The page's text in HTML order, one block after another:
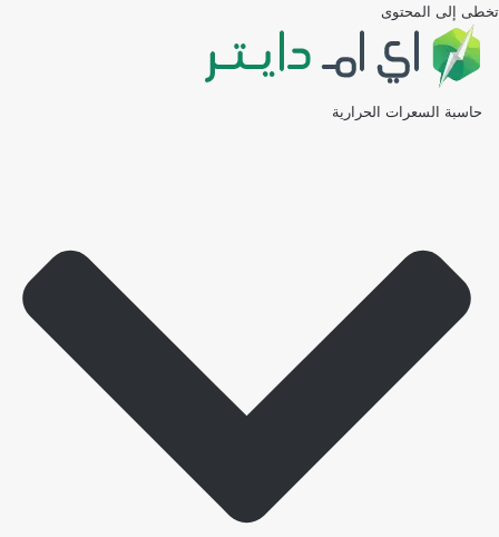
تخطى إلى المحتوى
حاسبة السعرات الحرارية